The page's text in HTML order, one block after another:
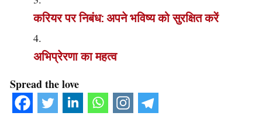
करियर पर निबंध: अपने भविष्य को सुरक्षित करें
अभिप्रेरणा का महत्व
Spread the love